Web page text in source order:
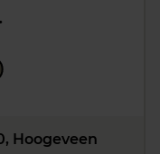
Hoogeveen